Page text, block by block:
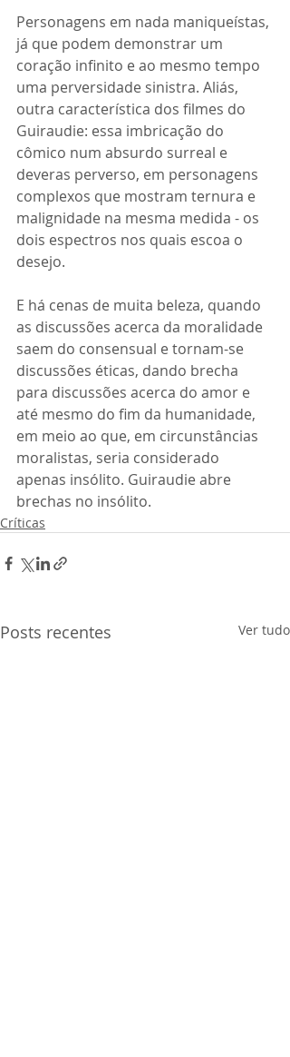
Personagens em nada maniqueístas,
já que podem demonstrar um
coração infinito e ao mesmo tempo
uma perversidade sinistra. Aliás,
outra característica dos filmes do
Guiraudie: essa imbricação do
cômico num absurdo surreal e
deveras perverso, em personagens
complexos que mostram ternura e
malignidade na mesma medida - os
dois espectros nos quais escoa o
desejo.
E há cenas de muita beleza, quando
as discussões acerca da moralidade
saem do consensual e tornam-se
discussões éticas, dando brecha
para discussões acerca do amor e
até mesmo do fim da humanidade,
em meio ao que, em circunstâncias
moralistas, seria considerado
apenas insólito. Guiraudie abre
brechas no insólito.
Críticas
Posts recentes Ver tudo